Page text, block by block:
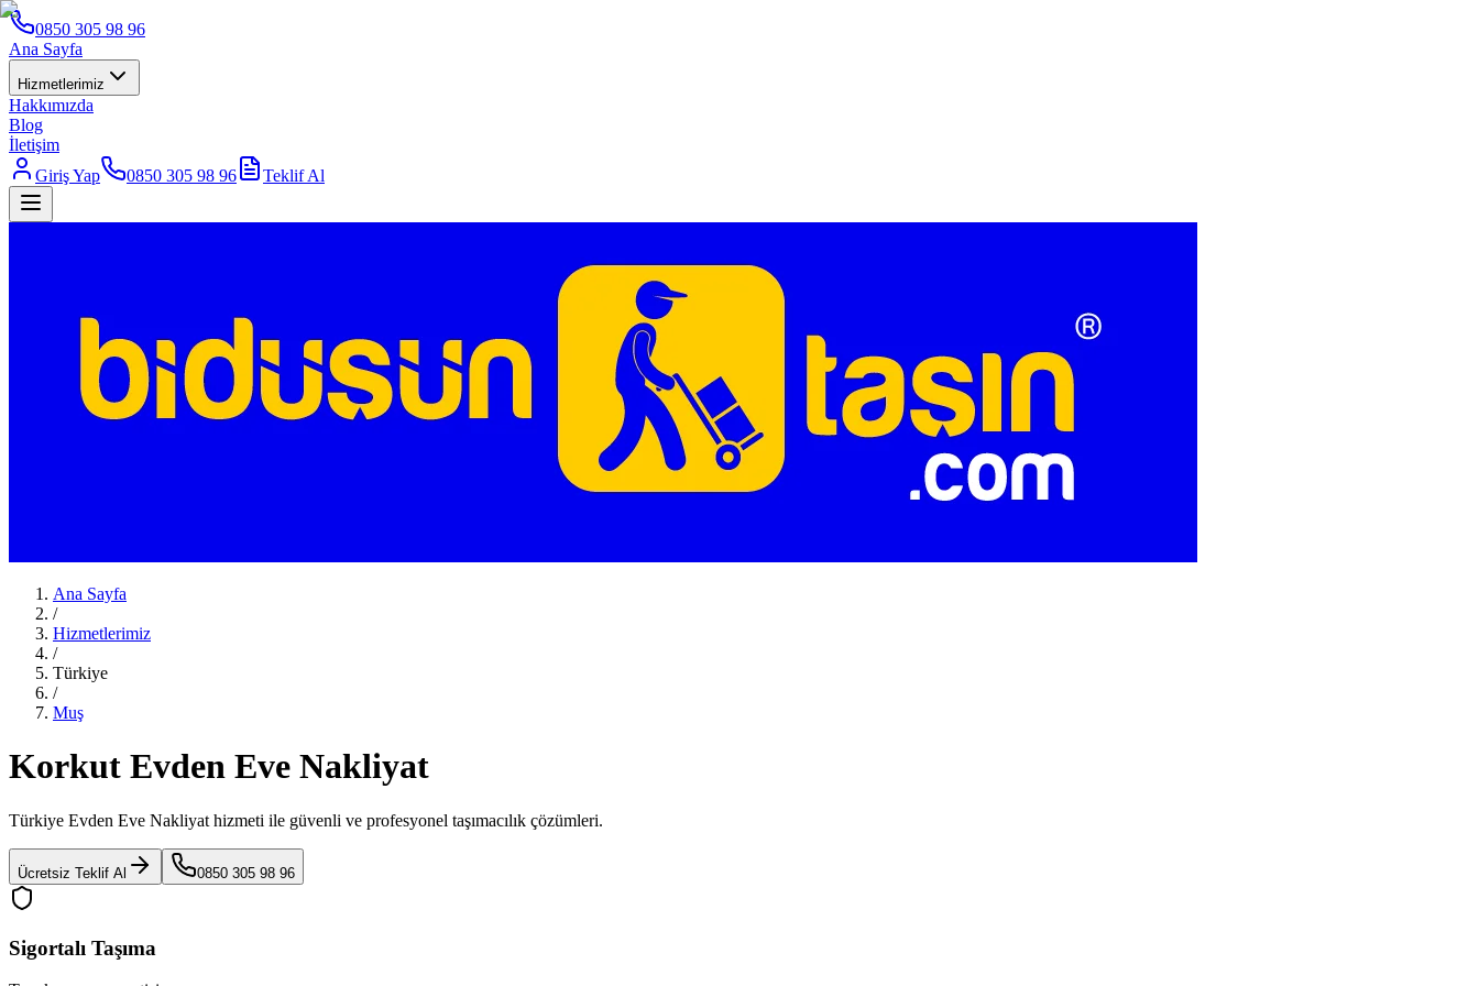
0850 305 98 96
Ana Sayfa
Hizmetlerimiz
Hakkımızda
Blog
İletişim
Giriş Yap
0850 305 98 96 Teklif Al
Ana Sayfa
/
Hizmetlerimiz
/
Türkiye
/
Muş
Korkut Evden Eve Nakliyat
Türkiye Evden Eve Nakliyat hizmeti ile güvenli ve profesyonel taşımacılık çözümleri.
Ücretsiz Teklif Al 0850 305 98 96
Sigortalı Taşıma